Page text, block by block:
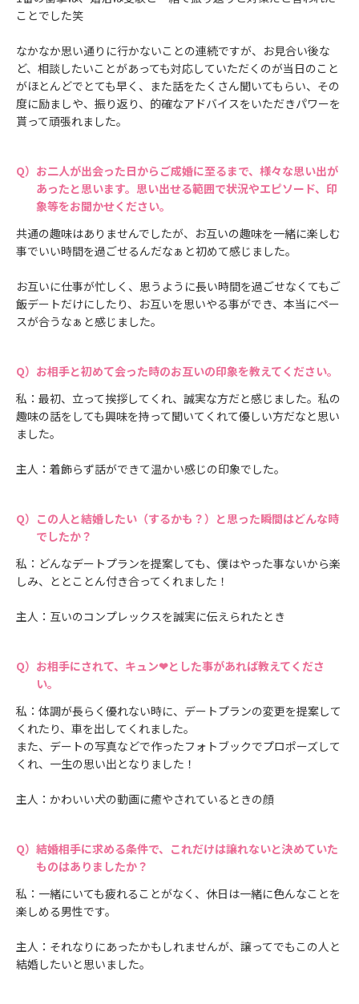
ことでした笑
なかなか思い通りに行かないことの連続ですが、お見合い後な
ど、相談したいことがあっても対応していただくのが当日のこと
がほとんどでとても早く、また話をたくさん聞いてもらい、その
度に励ましや、振り返り、的確なアドバイスをいただきパワーを
貰って頑張れました。
お二人が出会った日からご成婚に至るまで、様々な思い出が
あったと思います。思い出せる範囲で状況やエピソード、印
象等をお聞かせください。
共通の趣味はありませんでしたが、お互いの趣味を一緒に楽しむ
事でいい時間を過ごせるんだなぁと初めて感じました。
お互いに仕事が忙しく、思うように長い時間を過ごせなくてもご
飯デートだけにしたり、お互いを思いやる事ができ、本当にペー
スが合うなぁと感じました。
お相手と初めて会った時のお互いの印象を教えてください。
私：最初、立って挨拶してくれ、誠実な方だと感じました。私の
趣味の話をしても興味を持って聞いてくれて優しい方だなと思い
ました。
主人：着飾らず話ができて温かい感じの印象でした。
この人と結婚したい（するかも？）と思った瞬間はどんな時
でしたか？
私：どんなデートプランを提案しても、僕はやった事ないから楽
しみ、ととことん付き合ってくれました！
主人：互いのコンプレックスを誠実に伝えられたとき
お相手にされて、キュン❤とした事があれば教えてくださ
い。
私：体調が長らく優れない時に、デートプランの変更を提案して
くれたり、車を出してくれました。
また、デートの写真などで作ったフォトブックでプロポーズして
くれ、一生の思い出となりました！
主人：かわいい犬の動画に癒やされているときの顔
結婚相手に求める条件で、これだけは譲れないと決めていた
ものはありましたか？
私：一緒にいても疲れることがなく、休日は一緒に色んなことを
楽しめる男性です。
主人：それなりにあったかもしれませんが、譲ってでもこの人と
結婚したいと思いました。